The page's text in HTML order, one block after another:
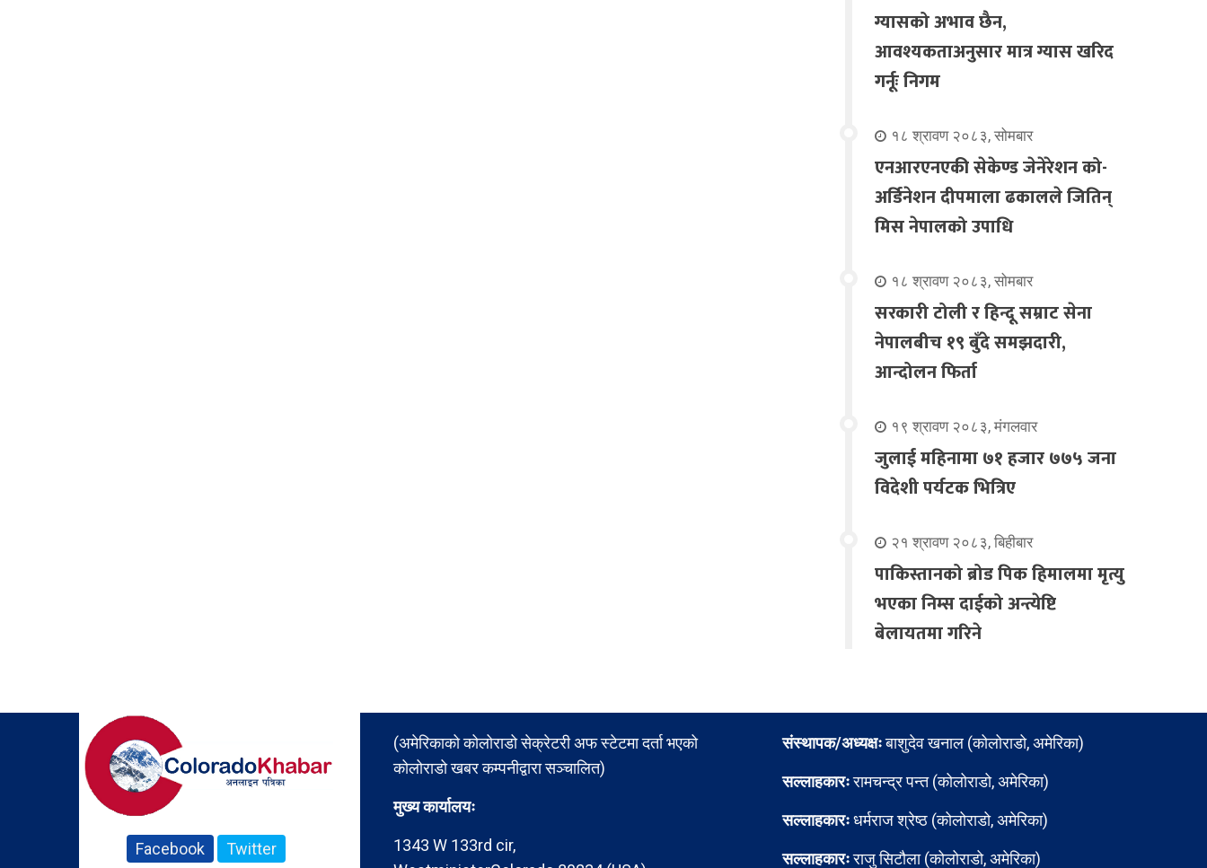
ग्यासको अभाव छैन,
आवश्यकताअनुसार मात्र ग्यास खरिद
गर्नूः निगम
१८ श्रावण २०८३, सोमबार
एनआरएनएकी सेकेण्ड जेनेरेशन को-
अर्डिनेशन दीपमाला ढकालले जितिन्
मिस नेपालको उपाधि
१८ श्रावण २०८३, सोमबार
सरकारी टोली र हिन्दू सम्राट सेना
नेपालबीच १९ बुँदे समझदारी,
आन्दोलन फिर्ता
१९ श्रावण २०८३, मंगलवार
जुलाई महिनामा ७१ हजार ७७५ जना
विदेशी पर्यटक भित्रिए
२१ श्रावण २०८३, बिहीबार
पाकिस्तानको ब्रोड पिक हिमालमा मृत्यु
भएका निम्स दाईको अन्त्येष्टि
बेलायतमा गरिने
Facebook Twitter
(अमेरिकाको कोलोराडो सेक्रेटरी अफ स्टेटमा दर्ता भएको
कोलोराडो खबर कम्पनीद्वारा सञ्चालित)
मुख्य कार्यालयः
1343 W 133rd cir,
संस्थापक/अध्यक्षःबाशुदेव खनाल (कोलोराडो, अमेरिका)
सल्लाहकारःरामचन्द्र पन्त (कोलोराडो, अमेरिका)
सल्लाहकारःधर्मराज श्रेष्ठ (कोलोराडो, अमेरिका)
सल्लाहकारःराजु सिटौला (कोलोराडो, अमेरिका)